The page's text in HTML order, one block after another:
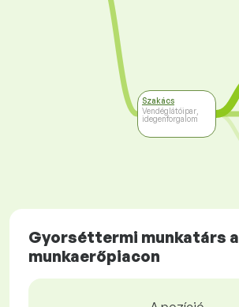
Szakács
Vendéglátóipar,
idegenforgalom
Gyorséttermi munkatárs a
munkaerőpiacon